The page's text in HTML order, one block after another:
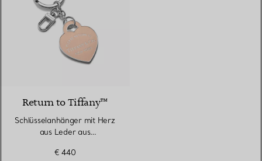
Return to Tiffany™
Schlüsselanhänger mit Herz
aus Leder aus
Messing
€ 440